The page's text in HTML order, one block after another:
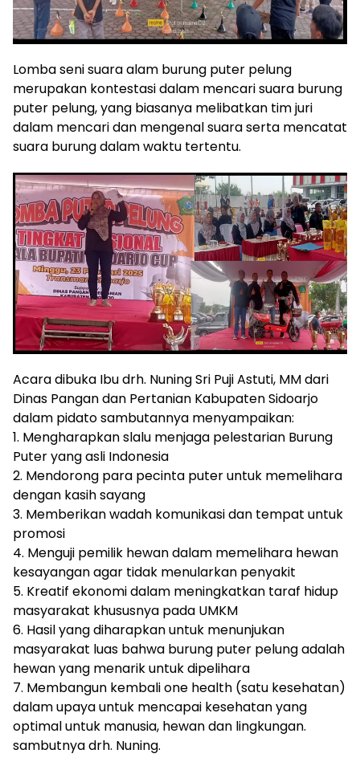
Lomba seni suara alam burung puter pelung
merupakan kontestasi dalam mencari suara burung
puter pelung, yang biasanya melibatkan tim juri
dalam mencari dan mengenal suara serta mencatat
suara burung dalam waktu tertentu.
Acara dibuka Ibu drh. Nuning Sri Puji Astuti, MM dari
Dinas Pangan dan Pertanian Kabupaten Sidoarjo
dalam pidato sambutannya menyampaikan:
1. Mengharapkan slalu menjaga pelestarian Burung
Puter yang asli Indonesia
2. Mendorong para pecinta puter untuk memelihara
dengan kasih sayang
3. Memberikan wadah komunikasi dan tempat untuk
promosi
4. Menguji pemilik hewan dalam memelihara hewan
kesayangan agar tidak menularkan penyakit
5. Kreatif ekonomi dalam meningkatkan taraf hidup
masyarakat khususnya pada UMKM
6. Hasil yang diharapkan untuk menunjukan
masyarakat luas bahwa burung puter pelung adalah
hewan yang menarik untuk dipelihara
7. Membangun kembali one health (satu kesehatan)
dalam upaya untuk mencapai kesehatan yang
optimal untuk manusia, hewan dan lingkungan.
sambutnya drh. Nuning.